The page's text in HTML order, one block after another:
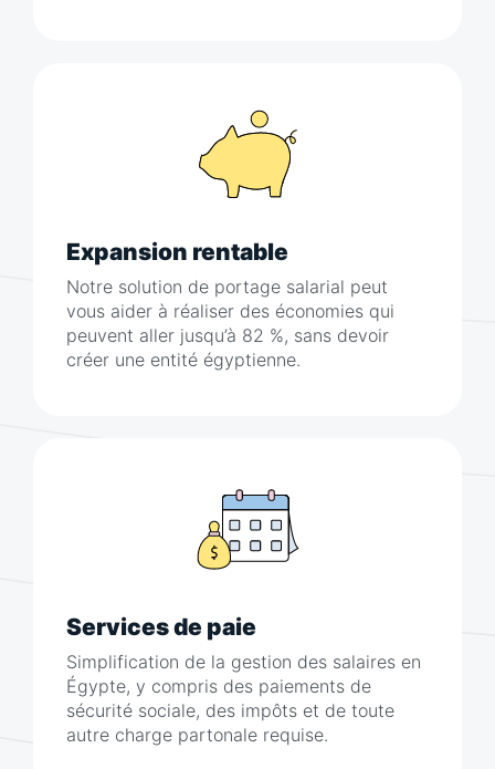
Expansion rentable
Notre solution de portage salarial peut
vous aider à réaliser des économies qui
peuvent aller jusqu’à 82 %, sans devoir
créer une entité égyptienne.
Services de paie
Simplification de la gestion des salaires en
Égypte, y compris des paiements de
sécurité sociale, des impôts et de toute
autre charge partonale requise.